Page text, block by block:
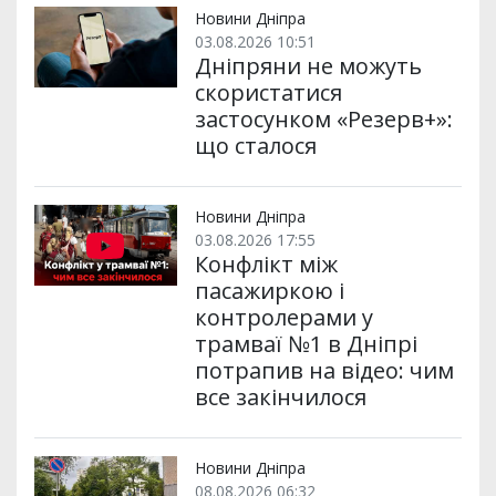
и k m p
Новини Дніпра
03.08.2026 10:51
Дніпряни не можуть
скористатися
застосунком «Резерв+»:
що сталося
Новини Дніпра
03.08.2026 17:55
Конфлікт між
пасажиркою і
контролерами у
трамваї №1 в Дніпрі
потрапив на відео: чим
все закінчилося
Новини Дніпра
08.08.2026 06:32